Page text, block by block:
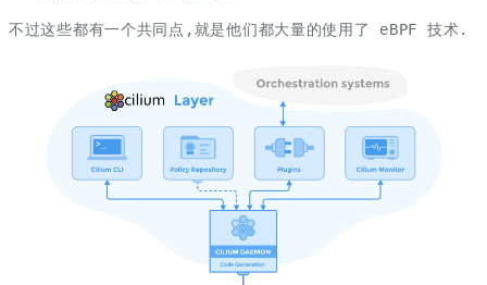
不过这些都有一个共同点,就是他们都大量的使用了 eBPF 技术.